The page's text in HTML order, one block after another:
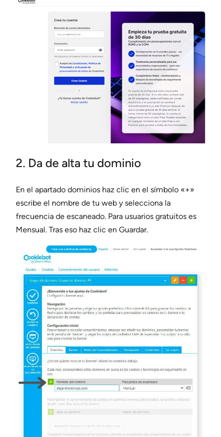
2. Da de alta tu dominio
En el apartado dominios haz clic en el símbolo «+»
escribe el nombre de tu web y selecciona la
frecuencia de escaneado. Para usuarios gratuitos es
Mensual. Tras eso haz clic en Guardar.